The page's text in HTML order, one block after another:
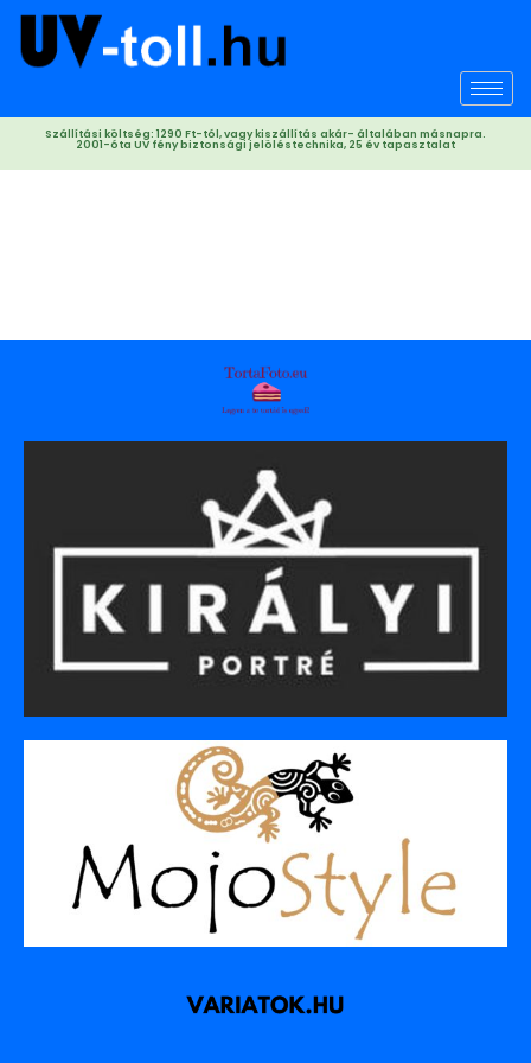
Skip
content
Szállítási költség: 1290 Ft-tól, vagy kiszállítás akár- általában másnapra.
2001-óta UV fény biztonsági jelöléstechnika, 25 év tapasztalat